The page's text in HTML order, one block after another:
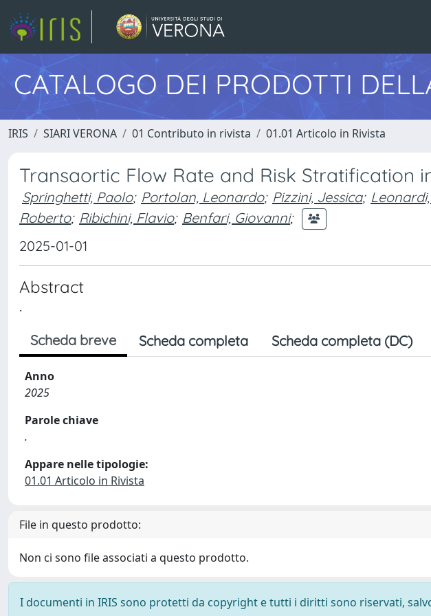
CATALOGO DEI PRODOTTI
IRIS SIARI VERONA 01 Contributo in rivista 01.01 Articolo in Rivista
Transaortic Flow Rate and Risk Stratification
Springhetti, Paolo; Portolan, Leonardo; Pizzini, Jessica;
Roberto; Ribichini, Flavio; Benfari, Giovanni;
2025-01-01
Abstract
.
Scheda breve Scheda completa Scheda completa (DC)
Anno
2025
Parole chiave
.
Appare nelle tipologie:
01.01 Articolo in Rivista
File in questo prodotto:
Non ci sono file associati a questo prodotto.
I documenti in IRIS sono protetti da copyright e tutti i diritti sono riservati,